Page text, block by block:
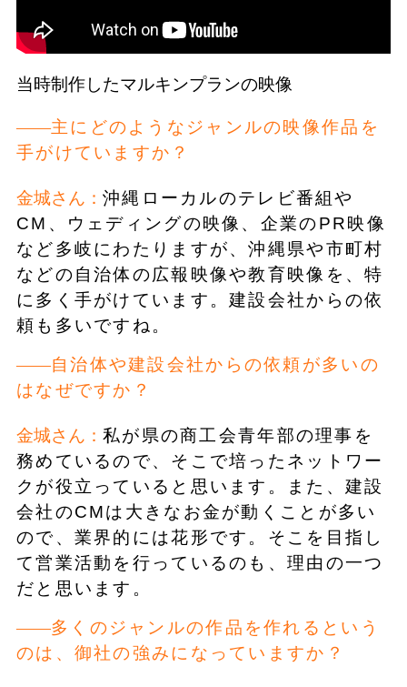
当時制作したマルキンプランの映像
主にどのようなジャンルの映像作品を
手がけていますか？
金城さん： 沖縄ローカルのテレビ番組や
CM、ウェディングの映像、企業のPR映像
など多岐にわたりますが、沖縄県や市町村
などの自治体の広報映像や教育映像を、特
に多く手がけています。建設会社からの依
頼も多いですね。
自治体や建設会社からの依頼が多いの
はなぜですか？
金城さん： 私が県の商工会青年部の理事を
務めているので、そこで培ったネットワー
クが役立っていると思います。また、建設
会社のCMは大きなお金が動くことが多い
ので、業界的には花形です。そこを目指し
て営業活動を行っているのも、理由の一つ
だと思います。
多くのジャンルの作品を作れるという
のは、御社の強みになっていますか？